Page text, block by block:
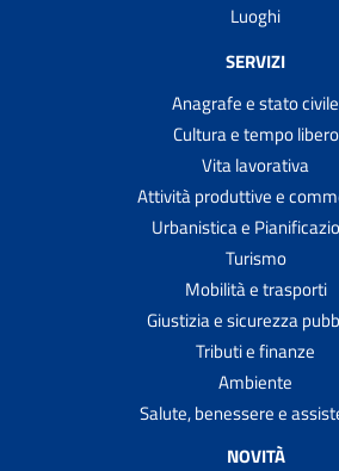
Luoghi
SERVIZI
Anagrafe e stato civile
Cultura e tempo libero
Vita lavorativa
Attività produttive e
Urbanistica e
Turismo
Mobilità e trasporti
Giustizia e sicurezza
Tributi e finanze
Ambiente
Salute, benessere e
NOVITÀ